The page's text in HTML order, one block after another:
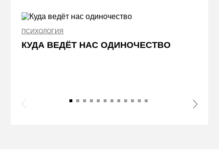
ПСИХОЛОГИЯ
КУДА ВЕДЁТ НАС ОДИНОЧЕСТВО
Slide
Next